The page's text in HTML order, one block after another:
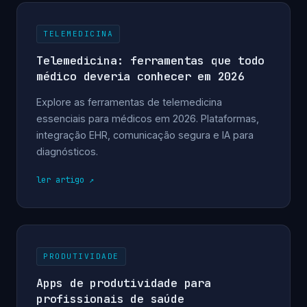
TELEMEDICINA
Telemedicina: ferramentas que todo
médico deveria conhecer em 2026
Explore as ferramentas de telemedicina
essenciais para médicos em 2026. Plataformas,
integração EHR, comunicação segura e IA para
diagnósticos.
ler artigo
PRODUTIVIDADE
Apps de produtividade para
profissionais de saúde